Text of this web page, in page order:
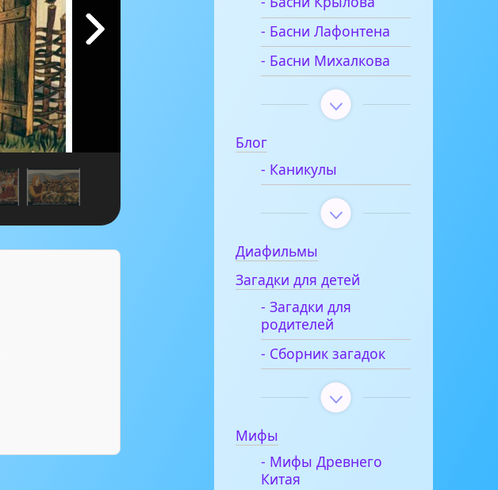
- Басни Лафонтена
- Басни Михалкова
Блог
- Каникулы
Диафильмы
Загадки для детей
- Загадки для
родителей
- Сборник загадок
Мифы
- Мифы Древнего
Китая